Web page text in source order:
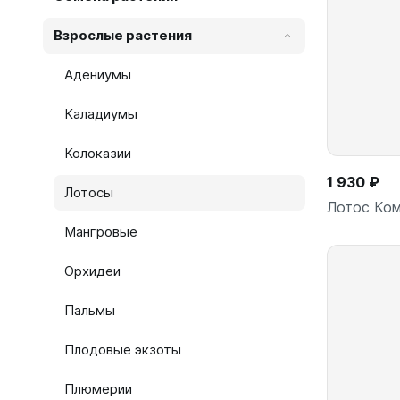
Взрослые растения
Адениумы
Каладиумы
Колоказии
Лотосы
Мангровые
Орхидеи
Пальмы
Плодовые экзоты
Плюмерии
1 930 ₽
Лотос